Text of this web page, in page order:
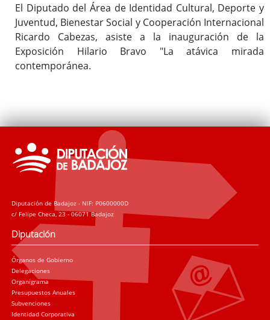
El Diputado del Área de Identidad Cultural, Deporte y
Juventud, Bienestar Social y Cooperación Internacional
Ricardo Cabezas, asiste a la inauguración de la
Exposición Hilario Bravo "La atávica mirada
contemporánea.
Diputación de Badajoz - NIF: P0600000D
c/ Felipe Checa, 23 - 06071 Badajoz
Diputación
Órganos de Gobierno
Delegaciones
Organigrama
Presupuestos Anuales
Subvenciones
Identidad Corporativa